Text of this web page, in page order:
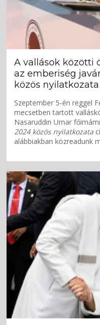
A vallások közötti
az emberiség
közös nyilatkozata
Szeptember 5-én reggel
mecsetben tartott
Nasaruddin Umar
2024 közös nyilatkozata
alábbiakban közreadunk